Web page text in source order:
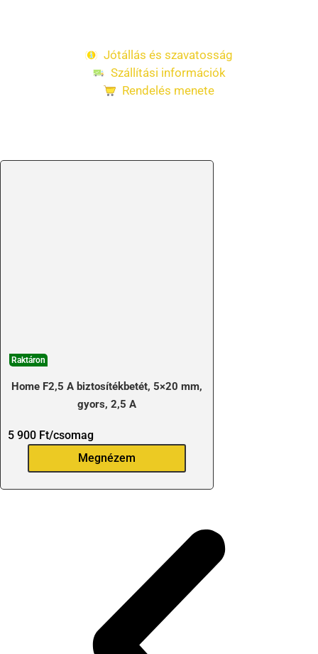
Jótállás és szavatosság
Szállítási információk
Rendelés menete
Raktáron
Home F2,5 A biztosítékbetét, 5×20 mm,
gyors, 2,5 A
5 900 Ft/csomag
Megnézem